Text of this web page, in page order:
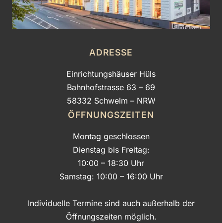
ADRESSE
Einrichtungshäuser Hüls
Bahnhofstrasse 63 – 69
58332 Schwelm – NRW
ÖFFNUNGSZEITEN
Montag geschlossen
Dienstag bis Freitag:
10:00 – 18:30 Uhr
Samstag: 10:00 – 16:00 Uhr
Individuelle Termine sind auch außerhalb der
Öffnungszeiten möglich.